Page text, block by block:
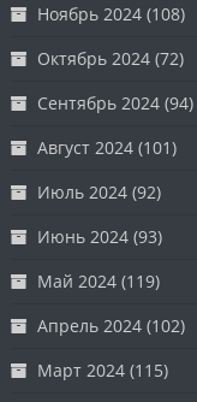
Ноябрь 2024 (108)
Октябрь 2024 (72)
Сентябрь 2024 (94)
Август 2024 (101)
Июль 2024 (92)
Июнь 2024 (93)
Май 2024 (119)
Апрель 2024 (102)
Март 2024 (115)